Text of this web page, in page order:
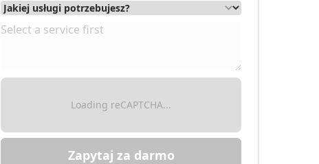
Loading reCAPTCHA...
Zapytaj za darmo